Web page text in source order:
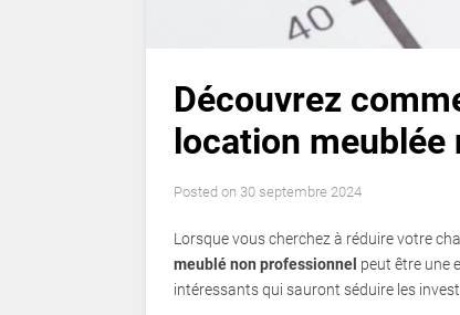
Découvrez
location meublée
Posted on 30 septembre 2024
Lorsque vous cherchez à réduire votre
meublé non professionnel peut être une
intéressants qui sauront séduire les